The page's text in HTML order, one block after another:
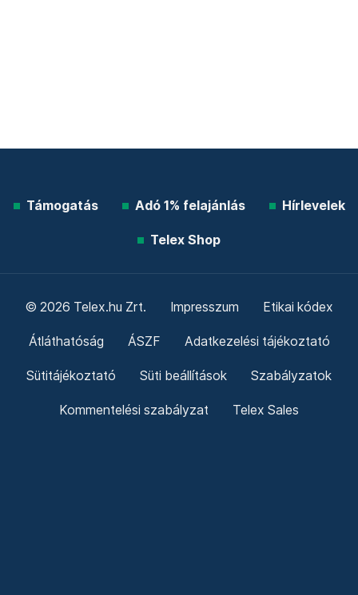
Támogatás Adó 1% felajánlás Hírlevelek
Telex Shop
© 2026 Telex.hu Zrt. Impresszum Etikai kódex
Átláthatóság ÁSZF Adatkezelési tájékoztató
Sütitájékoztató Süti beállítások Szabályzatok
Kommentelési szabályzat Telex Sales